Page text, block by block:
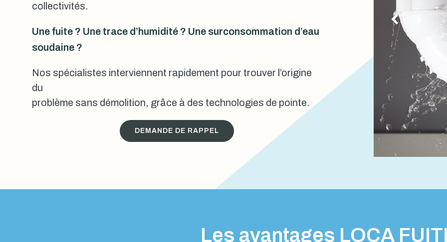
collectivités.
Une fuite ? Une trace d’humidité ? Une surconsommation d’eau
soudaine ?
Nos spécialistes interviennent rapidement pour trouver l’origine
du
problème sans démolition, grâce à des technologies de pointe.
DEMANDE DE RAPPEL
Les avantages LOCA